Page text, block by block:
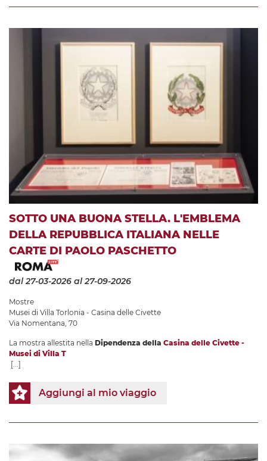
SOTTO UNA BUONA STELLA. L'EMBLEMA
DELLA REPUBBLICA ITALIANA NELLE
CARTE DI PAOLO PASCHETTO
dal 27-03-2026 al 27-09-2026
Mostre
Musei di Villa Torlonia - Casina delle Civette
Via Nomentana, 70
La mostra allestita nella Dipendenza della Casina delle Civette -
Musei di Villa T
[...]
Aggiungi al mio viaggio